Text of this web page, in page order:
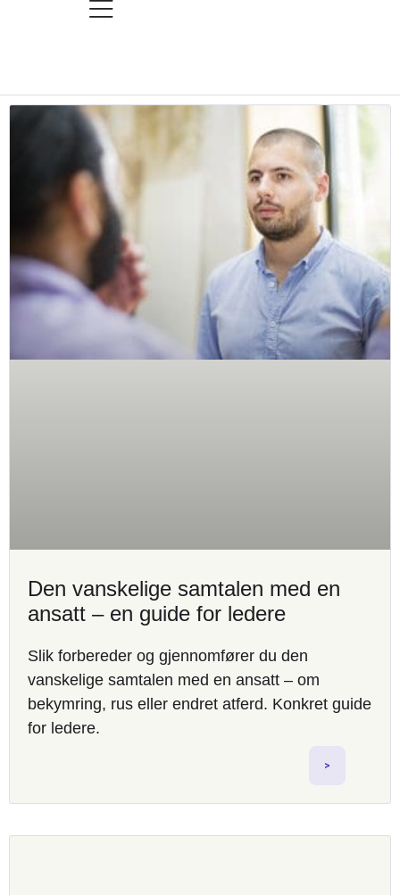
Den vanskelige samtalen med en
ansatt – en guide for ledere
Slik forbereder og gjennomfører du den
vanskelige samtalen med en ansatt – om
bekymring, rus eller endret atferd. Konkret guide
for ledere.
>